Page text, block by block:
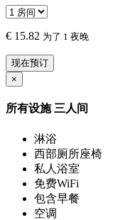
€ 15.82 为了 1 夜晚
现在预订
×
所有设施 三人间
淋浴
西部厕所座椅
私人浴室
免费WiFi
包含早餐
空调